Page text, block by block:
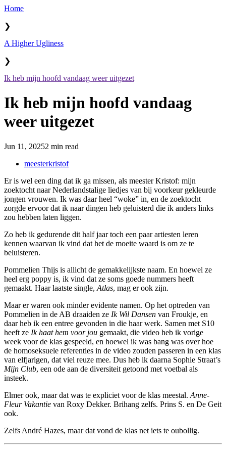
Home
❯
A Higher Ugliness
❯
Ik heb mijn hoofd vandaag weer uitgezet
Ik heb mijn hoofd vandaag
weer uitgezet
Jun 11, 20252 min read
meesterkristof
Er is wel een ding dat ik ga missen, als meester Kristof: mijn
zoektocht naar Nederlandstalige liedjes van bij voorkeur gekleurde
jongen vrouwen. Ik was daar heel “woke” in, en de zoektocht
zorgde ervoor dat ik naar dingen heb geluisterd die ik anders links
zou hebben laten liggen.
Zo heb ik gedurende dit half jaar toch een paar artiesten leren
kennen waarvan ik vind dat het de moeite waard is om ze te
beluisteren.
Pommelien Thijs is allicht de gemakkelijkste naam. En hoewel ze
heel erg poppy is, ik vind dat ze soms goede nummers heeft
gemaakt. Haar laatste single, Atlas, mag er ook zijn.
Maar er waren ook minder evidente namen. Op het optreden van
Pommelien in de AB draaiden ze Ik Wil Dansen van Froukje, en
daar heb ik een entree gevonden in die haar werk. Samen met S10
heeft ze Ik haat hem voor jou gemaakt, die video heb ik vorige
week voor de klas gespeeld, en hoewel ik was bang was over hoe
de homoseksuele referenties in de video zouden passeren in een klas
van elfjarigen, dat viel reuze mee. Dus heb ik daarna Sophie Straat’s
Mijn Club, een ode aan de diversiteit getoond met voetbal als
insteek.
Elmer ook, maar dat was te expliciet voor de klas meestal. Anne-
Fleur Vakantie van Roxy Dekker. Brihang zelfs. Prins S. en De Geit
ook.
Zelfs André Hazes, maar dat vond de klas net iets te oubollig.